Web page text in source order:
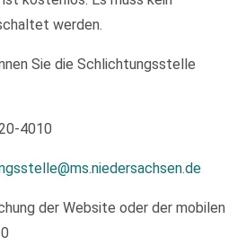
werden.
Sie die Schlichtungsstelle
4010
der Website oder der mobilen